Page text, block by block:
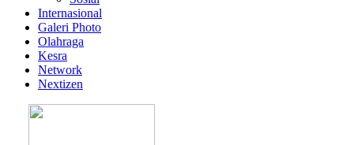
Internasional
Galeri Photo
Olahraga
Kesra
Network
Nextizen